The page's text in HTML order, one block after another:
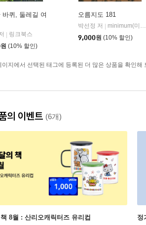
바퀴, 둘레길 여
링크북스
원 (10% 할인)
오름지도 181
박선정 저
minimum(미니멈)
9,000원 (10% 할인)
이지에서 선택된 태그에 등록된 더 많은 상품을 확인해
의 이벤트 (6개)
8월 : 산리오캐릭터즈 유리컵 정